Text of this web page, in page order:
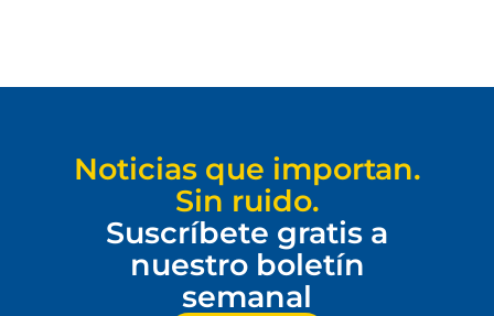
Noticias que importan.
Sin ruido.
Suscríbete gratis a
nuestro boletín
semanal